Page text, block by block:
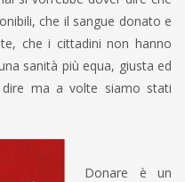
che il sangue donato e
che i cittadini non hanno
sanità più equa, giusta ed
ma a volte siamo stati
Donare è un